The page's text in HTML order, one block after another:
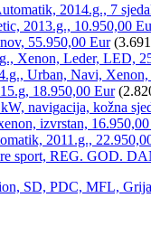
2014.g., 7
2013.g., 10.950,00
55.950,00 Eur
Xenon, Leder, LED,
Urban, Navi,
18.950,00 Eur
navigacija, kožna
izvrstan,
2011.g.,
sport, REG. GOD.
SD, PDC, MFL,